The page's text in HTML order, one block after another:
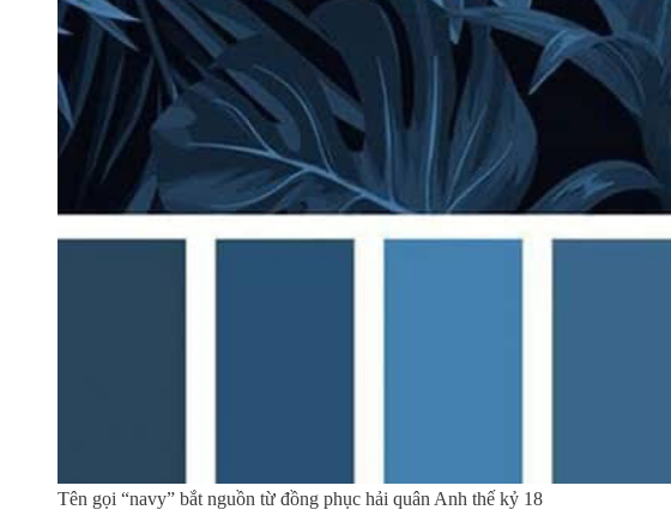
Tên gọi “navy” bắt nguồn từ đồng phục hải quân Anh thế kỷ 18